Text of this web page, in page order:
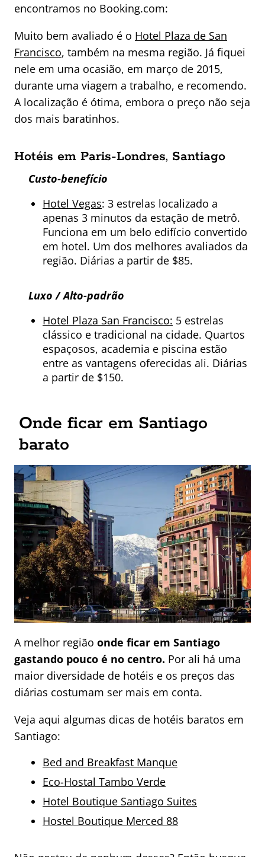
encontramos no Booking.com:
Muito bem avaliado é o Hotel Plaza de San
Francisco, também na mesma região. Já fiquei
nele em uma ocasião, em março de 2015,
durante uma viagem a trabalho, e recomendo.
A localização é ótima, embora o preço não seja
dos mais baratinhos.
Hotéis em Paris-Londres, Santiago
Custo-benefício
Hotel Vegas: 3 estrelas localizado a
apenas 3 minutos da estação de metrô.
Funciona em um belo edifício convertido
em hotel. Um dos melhores avaliados da
região. Diárias a partir de $85.
Luxo / Alto-padrão
Hotel Plaza San Francisco: 5 estrelas
clássico e tradicional na cidade. Quartos
espaçosos, academia e piscina estão
entre as vantagens oferecidas ali. Diárias
a partir de $150.
Onde ficar em Santiago
barato
A melhor região onde ficar em Santiago
gastando pouco é no centro. Por ali há uma
maior diversidade de hotéis e os preços das
diárias costumam ser mais em conta.
Veja aqui algumas dicas de hotéis baratos em
Santiago:
Bed and Breakfast Manque
Eco-Hostal Tambo Verde
Hotel Boutique Santiago Suites
Hostel Boutique Merced 88